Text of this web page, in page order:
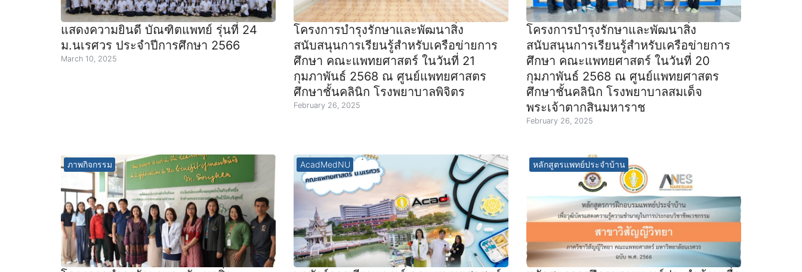
แสดงความยินดี บัณฑิตแพทย์ รุ่นที่ 24
ม.นเรศวร ประจำปีการศึกษา 2566
March 10, 2025
โครงการบำรุงรักษาและพัฒนาสิ่ง
สนับสนุนการเรียนรู้สำหรับเครือข่ายการ
ศึกษา คณะแพทยศาสตร์ ในวันที่ 21
กุมภาพันธ์ 2568 ณ ศูนย์แพทยศาสตร
ศึกษาชั้นคลินิก โรงพยาบาลพิจิตร
February 26, 2025
โครงการบำรุงรักษาและพัฒนาสิ่ง
สนับสนุนการเรียนรู้สำหรับเครือข่ายการ
ศึกษา คณะแพทยศาสตร์ ในวันที่ 20
กุมภาพันธ์ 2568 ณ ศูนย์แพทยศาสตร
ศึกษาชั้นคลินิก โรงพยาบาลสมเด็จ
พระเจ้าตากสินมหาราช
February 26, 2025
ภาพกิจกรรม AcadMedNU หลักสูตรแพทย์ประจำบ้าน